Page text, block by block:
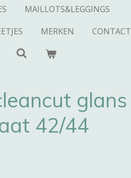
MAILLOTS&LEGGINGS
MERKEN
CONTACT
glans
42/44